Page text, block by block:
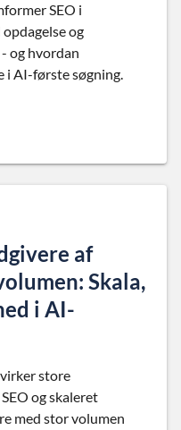
SEO i
og
og hvordan
i AI-første søgning.
af
Skala,
i AI-
store
og skaleret
med stor volumen